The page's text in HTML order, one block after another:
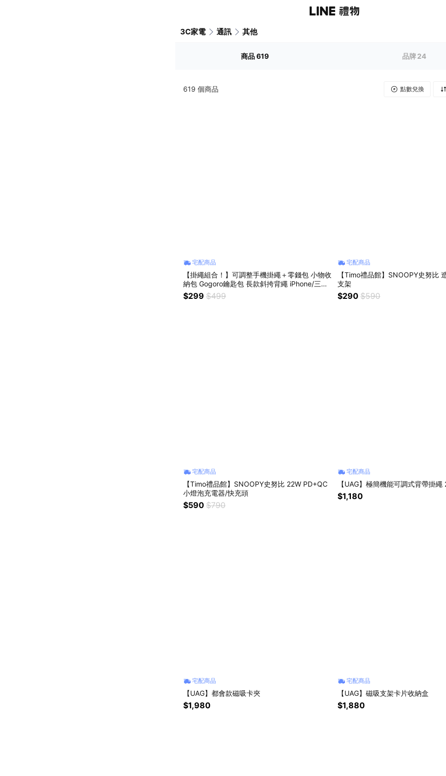
3C家電 通訊 其他
商品619 品牌24
619 個商品 點數兌換
宅配商品
【掛繩組合！】可調整手機掛繩＋零錢包 小物收
納包 Gogoro鑰匙包 長款斜挎背繩 iPhone/三星
手機掛繩
$299 $499
宅配商品
【Timo禮品館】SNOOPY史努比
支架
$290 $590
宅配商品
【Timo禮品館】SNOOPY史努比 22W PD+QC
小燈泡充電器/快充頭
$590 $790
宅配商品
【UAG】極簡機能可調式背帶掛繩
$1,180
宅配商品
【UAG】都會款磁吸卡夾
$1,980
宅配商品
【UAG】磁吸支架卡片收納盒
$1,880